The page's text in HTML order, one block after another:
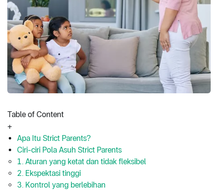
Table of Content
+
Apa Itu Strict Parents?
Ciri-ciri Pola Asuh Strict Parents
1. Aturan yang ketat dan tidak fleksibel
2. Ekspektasi tinggi
3. Kontrol yang berlebihan